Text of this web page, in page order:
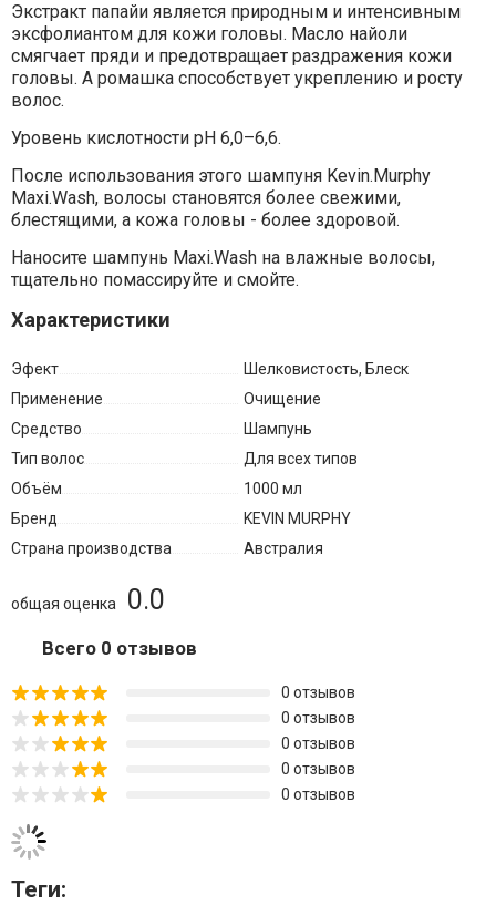
Экстракт папайи является природным и интенсивным
эксфолиантом для кожи головы. Масло найоли
смягчает пряди и предотвращает раздражения кожи
головы. А ромашка способствует укреплению и росту
волос.
Уровень кислотности pH 6,0–6,6.
После использования этого шампуня Kevin.Murphy
Maxi.Wash, волосы становятся более свежими,
блестящими, а кожа головы - более здоровой.
Наносите шампунь Maxi.Wash на влажные волосы,
тщательно помассируйте и смойте.
Характеристики
Эфект
Шелковистость, Блеск
Применение
Очищение
Средство
Шампунь
Тип волос
Для всех типов
Объём
1000 мл
Бренд
KEVIN MURPHY
Страна производства
Австралия
0.0
общая оценка
Всего 0 отзывов
0 отзывов
0 отзывов
0 отзывов
0 отзывов
0 отзывов
Теги: